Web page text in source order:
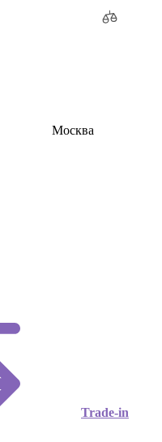
Москва
Trade-in